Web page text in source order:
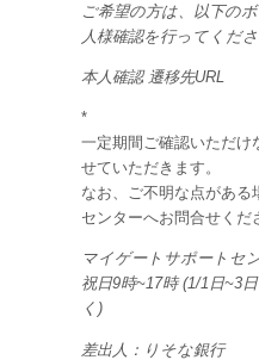
ご希望の方は、以下の
人様確認を行ってくださ
本人確認 遷移先URL
*
一定期間ご確認いただけ
せていただきます。
なお、ご不明な点がある
センターへお問合せくだ
マイゲートサポートセ
祝日9時~17時 (1/1日~3
く)
差出人：りそな銀行